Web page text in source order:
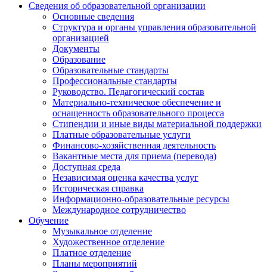
Сведения об образовательной организации
Основные сведения
Структура и органы управления образовательной
организацией
Документы
Образование
Образовательные стандарты
Профессиональные стандарты
Руководство. Педагогический состав
Материально-техническое обеспечение и
оснащенность образовательного процесса
Стипендии и иные виды материальной поддержки
Платные образовательные услуги
Финансово-хозяйственная деятельность
Вакантные места для приема (перевода)
Доступная среда
Независимая оценка качества услуг
Историческая справка
Информационно-образовательные ресурсы
Международное сотрудничество
Обучение
Музыкальное отделение
Художественное отделение
Платное отделение
Планы мероприятий